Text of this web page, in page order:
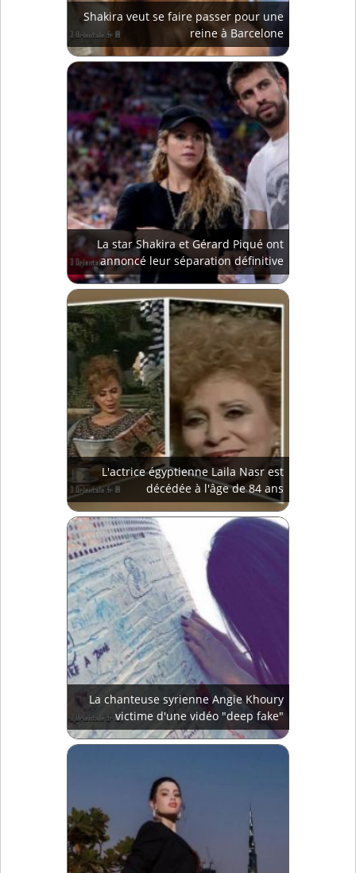
Shakira veut se faire passer pour une
reine à Barcelone
La star Shakira et Gérard Piqué ont
annoncé leur séparation définitive
L'actrice égyptienne Laila Nasr est
décédée à l'âge de 84 ans
La chanteuse syrienne Angie Khoury
victime d'une vidéo "deep fake"